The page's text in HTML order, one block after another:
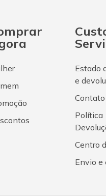
Estado
e
Contato
Política
Centro
Envio e